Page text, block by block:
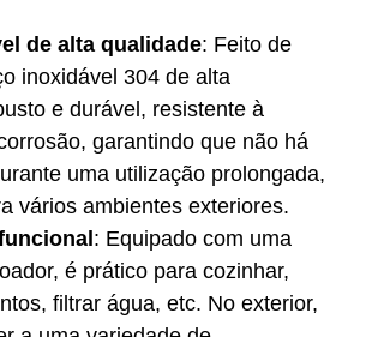
de alta qualidade: Feito de
inoxidável 304 de alta
e durável, resistente à
garantindo que não há
uma utilização prolongada,
vários ambientes exteriores.
: Equipado com uma
é prático para cozinhar,
filtrar água, etc. No exterior,